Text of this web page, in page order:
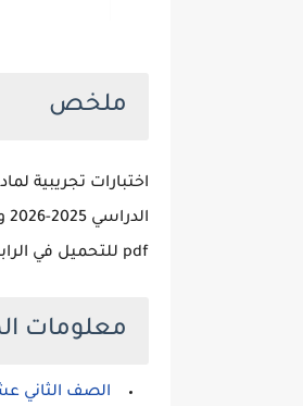
ملخص
اختبارات تجريبية
pdf للتحميل في الرابط الموجد اسفل الموضووع.
معلومات
الصف الثاني